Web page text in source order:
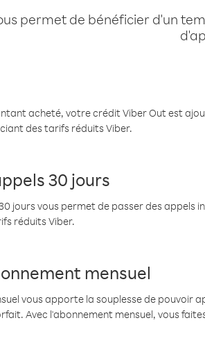
permet de bénéficier d'un
acheté, votre crédit Viber Out est
des tarifs réduits Viber.
30 jours
jours vous permet de passer des appels
réduits Viber.
mensuel
vous apporte la souplesse de pouvoir
Avec l'abonnement mensuel, vous